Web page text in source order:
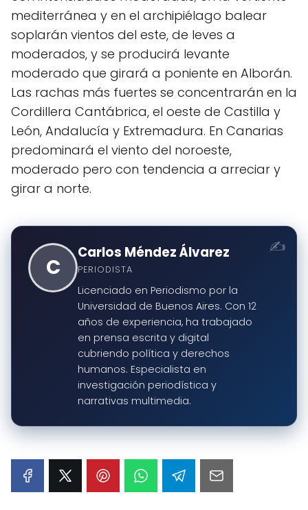
mediterránea y en el archipiélago balear
soplarán vientos del este, de leves a
moderados, y se producirá levante
moderado que girará a poniente en Alborán.
Las rachas más fuertes se concentrarán en la
Cordillera Cantábrica, el oeste de Castilla y
León, Andalucía y Extremadura. En Canarias
predominará el viento del noroeste,
moderado pero con tendencia a arreciar y
girar a norte.
C
Carlos Méndez Álvarez
PERIODISTA
Licenciado en Periodismo por la
Universidad de Buenos Aires. Con 12
años de experiencia, ha trabajado
en prensa escrita y digital
cubriendo política y derechos
humanos. Especialista en
investigación periodística y
narrativas multimedia.